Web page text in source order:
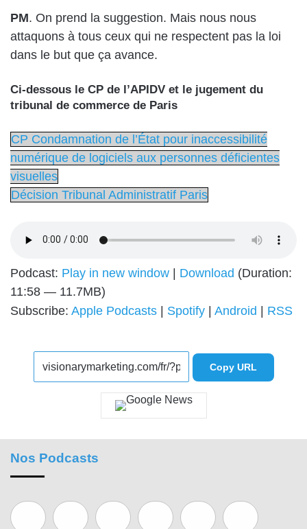
PM. On prend la suggestion. Mais nous nous
attaquons à tous ceux qui ne respectent pas la loi
dans le but que ça avance.
Ci-dessous le CP de l’APIDV et le jugement du
tribunal de commerce de Paris
CP Condamnation de l’État pour inaccessibilité
numérique de logiciels aux personnes déficientes
visuelles
Décision Tribunal Administratif Paris
Podcast: Play in new window | Download (Duration:
11:58 — 11.7MB)
Subscribe: Apple Podcasts | Spotify | Android | RSS
Copy URL
Nos Podcasts